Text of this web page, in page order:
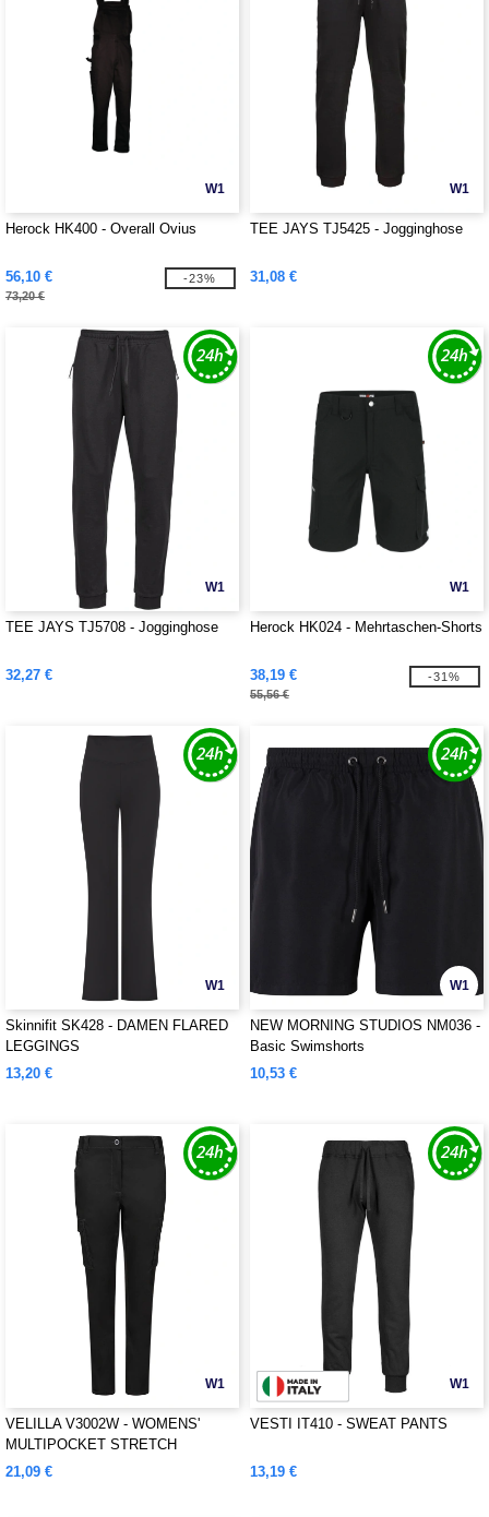
W1
Herock HK400 - Overall Ovius
56,10 €
73,20 €
-23%
W1
TEE JAYS TJ5425 - Jogginghose
31,08 €
W1
TEE JAYS TJ5708 - Jogginghose
32,27 €
W1
Herock HK024 - Mehrtaschen-Shorts
38,19 €
55,56 €
-31%
W1
Skinnifit SK428 - DAMEN FLARED
LEGGINGS
13,20 €
W1
NEW MORNING STUDIOS NM036 -
Basic Swimshorts
10,53 €
W1
VELILLA V3002W - WOMENS'
MULTIPOCKET STRETCH
TROUSERS
21,09 €
W1
VESTI IT410 - SWEAT PANTS
13,19 €